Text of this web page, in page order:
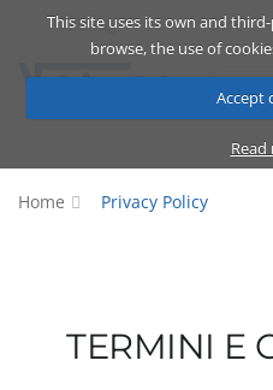
This site uses its own and
browse, the use of
Accept
Catalog Cart
Home Privacy Policy
TERMINI E